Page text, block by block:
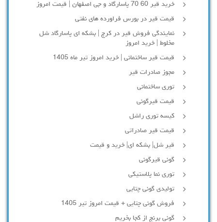
خرید قیر 60 70 پاسارگاد و جی اصفهان | قیمت امروز
قیمت قیر در بورس فراورده های نفتی
نمایندگی فروش قیر در کرج | بشکه ای پاسارگاد شل
مخلوط | خرید امروز
قیمت قیر ساختمانی | خرید امروز تیر ماه 1405
مجوز صادرات قیر
توری ساختمانی
قیمت قیرگونی
کیسه توری راشل
قیمت قیر صادراتی
قیر شل| بشکه ای| خرید و قیمت
گونی قیرگونی
توری نما پلاستیکی
تولیدی گونی چتایی
فروش گونی چتایی + قیمت امروز تیر 1405
گونی برنج از کجا بخریم